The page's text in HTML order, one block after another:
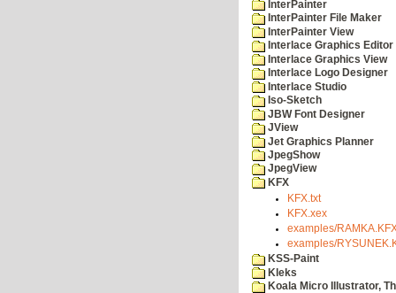
InterPainter
InterPainter File Maker
InterPainter View
Interlace Graphics Editor
Interlace Graphics View
Interlace Logo Designer
Interlace Studio
Iso-Sketch
JBW Font Designer
JView
Jet Graphics Planner
JpegShow
JpegView
KFX
KFX.txt
KFX.xex
examples/
examples/
KSS-Paint
Kleks
Koala Micro Illustrator,